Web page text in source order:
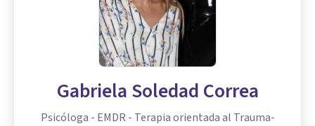
Gabriela Soledad Correa
Psicóloga - EMDR - Terapia orientada al Trauma-